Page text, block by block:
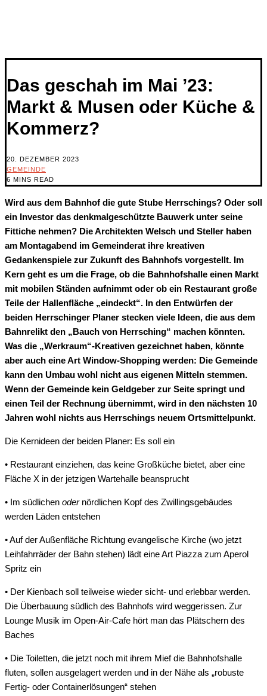
Das geschah im Mai ’23:
Markt & Musen oder Küche &
Kommerz?
20. DEZEMBER 2023
GEMEINDE
6 MINS READ
Wird aus dem Bahnhof die gute Stube Herrschings? Oder soll
ein Investor das denkmalgeschützte Bauwerk unter seine
Fittiche nehmen? Die Architekten Welsch und Steller haben
am Montagabend im Gemeinderat ihre kreativen
Gedankenspiele zur Zukunft des Bahnhofs vorgestellt. Im
Kern geht es um die Frage, ob die Bahnhofshalle einen Markt
mit mobilen Ständen aufnimmt oder ob ein Restaurant große
Teile der Hallenfläche „eindeckt“. In den Entwürfen der
beiden Herrschinger Planer stecken viele Ideen, die aus dem
Bahnrelikt den „Bauch von Herrsching“ machen könnten.
Was die „Werkraum“-Kreativen gezeichnet haben, könnte
aber auch eine Art Window-Shopping werden: Die Gemeinde
kann den Umbau wohl nicht aus eigenen Mitteln stemmen.
Wenn der Gemeinde kein Geldgeber zur Seite springt und
einen Teil der Rechnung übernimmt, wird in den nächsten 10
Jahren wohl nichts aus Herrschings neuem Ortsmittelpunkt.
Die Kernideen der beiden Planer: Es soll ein
• Restaurant einziehen, das keine Großküche bietet, aber eine
Fläche X in der jetzigen Wartehalle beansprucht
• Im südlichen odernördlichen Kopf des Zwillingsgebäudes
werden Läden entstehen
• Auf der Außenfläche Richtung evangelische Kirche (wo jetzt
Leihfahrräder der Bahn stehen) lädt eine Art Piazza zum Aperol
Spritz ein
• Der Kienbach soll teilweise wieder sicht- und erlebbar werden.
Die Überbauung südlich des Bahnhofs wird weggerissen. Zur
Lounge Musik im Open-Air-Cafe hört man das Plätschern des
Baches
• Die Toiletten, die jetzt noch mit ihrem Mief die Bahnhofshalle
fluten, sollen ausgelagert werden und in der Nähe als „robuste
Fertig- oder Containerlösungen“ stehen